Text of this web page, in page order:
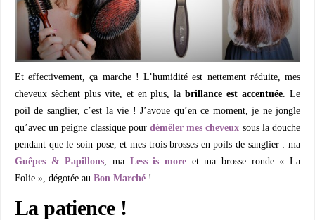
Et effectivement, ça marche ! L’humidité est nettement réduite, mes
cheveux sèchent plus vite, et en plus, labrillance est accentuée . Le
poil de sanglier, c’est la vie ! J’avoue qu’en ce moment, je ne jongle
qu’avec un peigne classique pour démêler mes cheveux sous la douche
pendant que le soin pose, et mes trois brosses en poils de sanglier : ma
Guêpes & Papillons , ma Less is more et ma brosse ronde « La
Folie », dégotée au Bon Marché !
La patience !